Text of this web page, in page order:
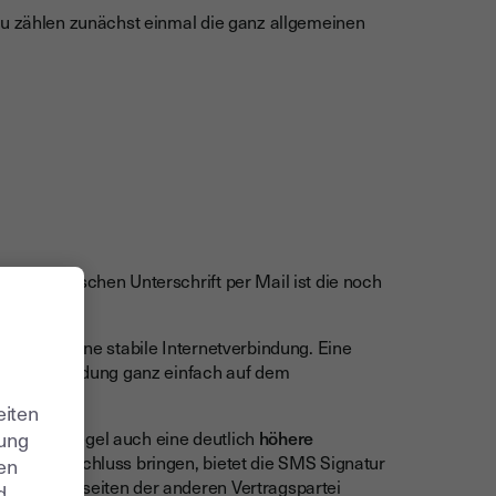
zählen zunächst einmal die ganz allgemeinen
elektronischen Unterschrift per Mail ist die noch
man eine stabile Internetverbindung. Eine
Verbindung ganz einfach auf dem
in der Regel auch eine deutlich höhere
zum Abschluss bringen, bietet die SMS Signatur
vonseiten der anderen Vertragspartei